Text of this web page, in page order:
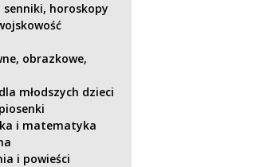
horoskopy
obrazkowe,
młodszych dzieci
i matematyka
i powieści